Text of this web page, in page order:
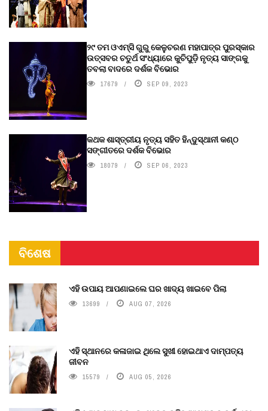
୨୯ ତମ ଓଏମ୍‌ସି ଗୁରୁ କେଳୁଚରଣ ମହାପାତ୍ର ପୁରସ୍କାର
ଉତ୍ସବର ଚତୁର୍ଥ ସଂଧ୍ୟାରେ କୁଚିପୁଡ଼ି ନୃତ୍ୟ ସାଙ୍ଗକୁ
ତବଲା ବାଦରେ ଦର୍ଶକ ବିଭୋର
17679 SEP 09, 2023
କଥକ ଶାସ୍ତ୍ରୀୟ ନୃତ୍ୟ ସହିତ ହିନ୍ଦୁସ୍ଥାନୀ କଣ୍ଠ
ସଙ୍ଗୀତରେ ଦର୍ଶକ ବିଭୋର
18079 SEP 06, 2023
ବିଶେଷ
ଏହି ଉପାୟ ଆପଣାଇଲେ ଘର ଖାଦ୍ୟ ଖାଇବେ ପିଲା
13699 AUG 07, 2026
ଏହି ସ୍ଥାନରେ କଳାଜାଇ ଥିଲେ ସୁଖୀ ହୋଇଥାଏ ଦାମ୍ପତ୍ୟ
ଜୀବନ
15579 AUG 05, 2026